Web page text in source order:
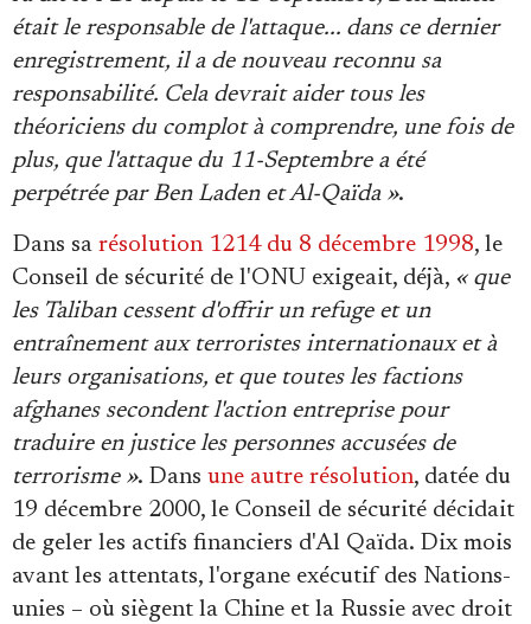
était le responsable de l'attaque... dans ce dernier
enregistrement, il a de nouveau reconnu sa
responsabilité. Cela devrait aider tous les
théoriciens du complot à comprendre, une fois de
plus, que l'attaque du 11-Septembre a été
perpétrée par Ben Laden et Al-Qaïda ».
Dans sa résolution 1214 du 8 décembre 1998, le
Conseil de sécurité de l'ONU exigeait, déjà, « que
les Taliban cessent d'offrir un refuge et un
entraînement aux terroristes internationaux et à
leurs organisations, et que toutes les factions
afghanes secondent l'action entreprise pour
traduire en justice les personnes accusées de
terrorisme ». Dans une autre résolution, datée du
19 décembre 2000, le Conseil de sécurité décidait
de geler les actifs financiers d'Al Qaïda. Dix mois
avant les attentats, l'organe exécutif des Nations-
unies – où siègent la Chine et la Russie avec droit